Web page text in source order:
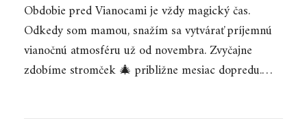
Obdobie pred Vianocami je vždy magický čas.
Odkedy som mamou, snažím sa vytvárať príjemnú
vianočnú atmosféru už od novembra. Zvyčajne
zdobíme stromček 🎄 približne mesiac dopredu.…